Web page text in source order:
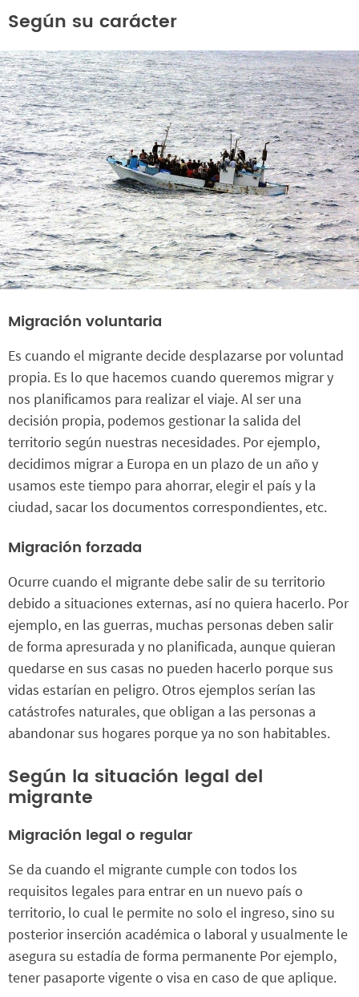
Según su carácter
Migración voluntaria
Es cuando el migrante decide desplazarse por voluntad
propia. Es lo que hacemos cuando queremos migrar y
nos planificamos para realizar el viaje. Al ser una
decisión propia, podemos gestionar la salida del
territorio según nuestras necesidades. Por ejemplo,
decidimos migrar a Europa en un plazo de un año y
usamos este tiempo para ahorrar, elegir el país y la
ciudad, sacar los documentos correspondientes, etc.
Migración forzada
Ocurre cuando el migrante debe salir de su territorio
debido a situaciones externas, así no quiera hacerlo. Por
ejemplo, en las guerras, muchas personas deben salir
de forma apresurada y no planificada, aunque quieran
quedarse en sus casas no pueden hacerlo porque sus
vidas estarían en peligro. Otros ejemplos serían las
catástrofes naturales, que obligan a las personas a
abandonar sus hogares porque ya no son habitables.
Según la situación legal del
migrante
Migración legal o regular
Se da cuando el migrante cumple con todos los
requisitos legales para entrar en un nuevo país o
territorio, lo cual le permite no solo el ingreso, sino su
posterior inserción académica o laboral y usualmente le
asegura su estadía de forma permanente Por ejemplo,
tener pasaporte vigente o visa en caso de que aplique.